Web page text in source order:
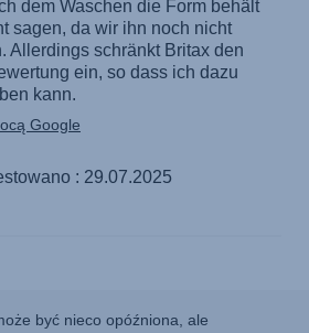
być nieco opóźniona, ale